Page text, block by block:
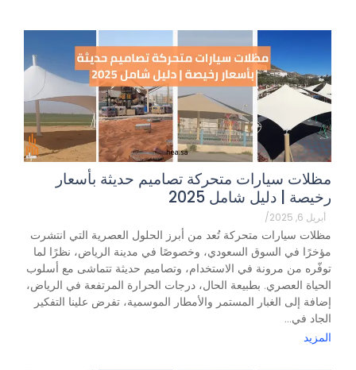
مظلات سيارات متحركة تصاميم حديثة بأسعار
رخيصة | دليل شامل 2025
أبريل 6, 2025 /
مظلات سيارات متحركة تُعد من أبرز الحلول العصرية التي انتشرت
مؤخرًا في السوق السعودي، وخصوصًا في مدينة الرياض، نظرًا لما
توفّره من مرونة في الاستخدام، وتصاميم حديثة تتماشى مع أسلوب
الحياة العصري. بطبيعة الحال، درجات الحرارة المرتفعة في الرياض،
إضافة إلى الغبار المستمر والأمطار الموسمية، تفرض علينا التفكير
الجاد في...
المزيد